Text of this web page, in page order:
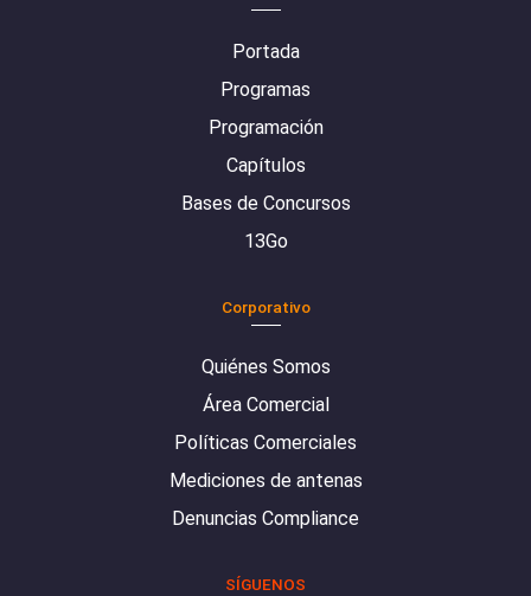
Portada
Programas
Programación
Capítulos
Bases de Concursos
13Go
Corporativo
Quiénes Somos
Área Comercial
Políticas Comerciales
Mediciones de antenas
Denuncias Compliance
SÍGUENOS